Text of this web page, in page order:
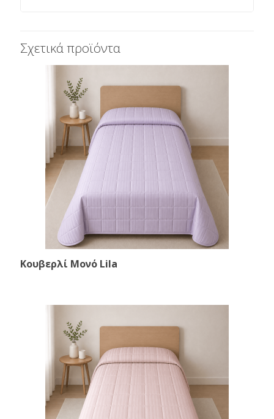
Σχετικά προϊόντα
Κουβερλί Μονό Lila